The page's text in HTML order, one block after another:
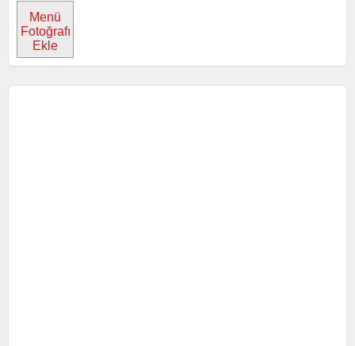
Menü
Fotoğrafı
Ekle